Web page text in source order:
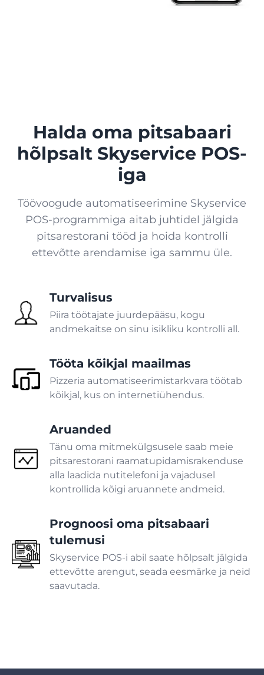
Maksetehingute sünkroniseerimine
Термінал від ПриватБанк
Nutitelefoniga hankimine
Nutitelefoniga hankimine
Mono kogemus
QR-menüü, maksmine ja nõuanded
Integratsioonid, mis hoiavad
teie ettevõtte töös
Mine
Turg
Juveelipood
Lemmikloomapood
TOOTMINE
Maiustused
Äri
Frantsiis
Toidu kohaletoimetamine
Rehvide paigaldus
Halda oma pitsabaari
hõlpsalt Skyservice POS-
iga
Töövoogude automatiseerimine Skyservice
POS-programmiga aitab juhtidel jälgida
pitsarestorani tööd ja hoida kontrolli
ettevõtte arendamise iga sammu üle.
Turvalisus
Piira töötajate juurdepääsu, kogu
andmekaitse on sinu isikliku kontrolli all.
Tööta kõikjal maailmas
Pizzeria automatiseerimistarkvara töötab
kõikjal, kus on internetiühendus.
Aruanded
Tänu oma mitmekülgsusele saab meie
pitsarestorani raamatupidamisrakenduse
alla laadida nutitelefoni ja vajadusel
kontrollida kõigi aruannete andmeid.
Prognoosi oma pitsabaari
tulemusi
Skyservice POS-i abil saate hõlpsalt jälgida
ettevõtte arengut, seada eesmärke ja neid
saavutada.